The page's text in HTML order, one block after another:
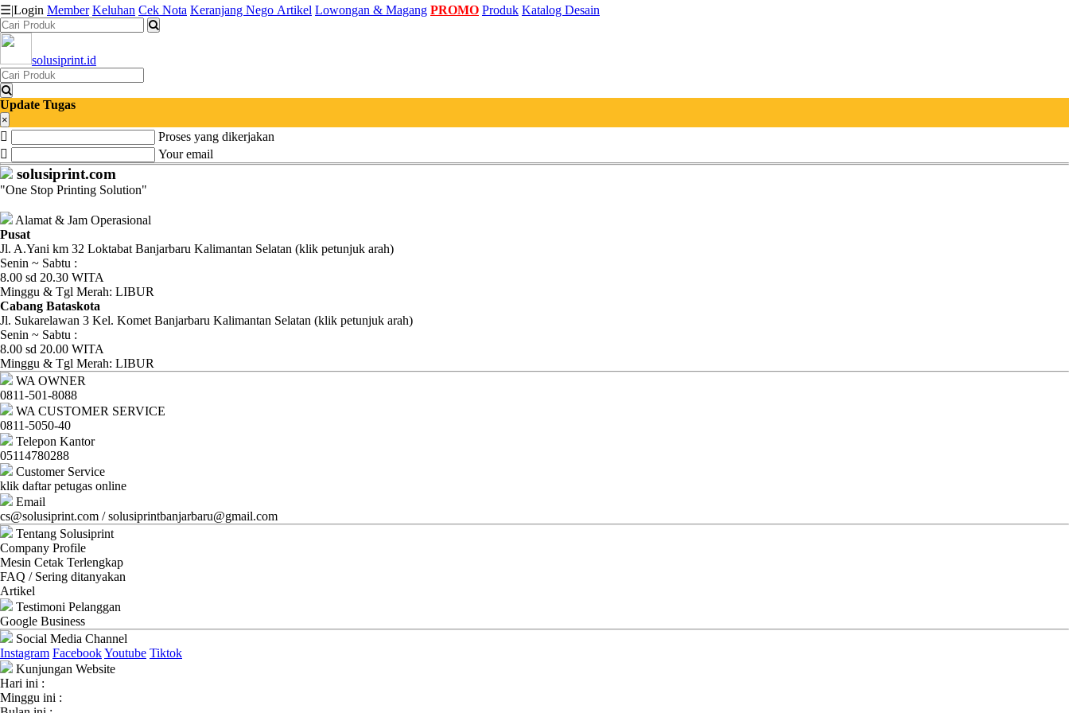
Katalog
Produk
Petugas
Riwayat
Transaksi
Tagihan
Berjalan
Pembayaran
Pendapatan
Fee
Ganti
Password
Logout
☰|Login Member Keluhan Cek Nota Keranjang Nego Artikel Lowongan & Magang PROMO Produk Katalog Desain
solusiprint.id
Update Tugas
×
Proses yang dikerjakan
Your email
solusiprint.com
"One Stop Printing Solution"
Alamat & Jam Operasional
Pusat
Jl. A.Yani km 32 Loktabat Banjarbaru Kalimantan Selatan (klik petunjuk arah)
Senin ~ Sabtu :
8.00 sd 20.30 WITA
Minggu & Tgl Merah: LIBUR
Cabang Bataskota
Jl. Sukarelawan 3 Kel. Komet Banjarbaru Kalimantan Selatan (klik petunjuk arah)
Senin ~ Sabtu :
8.00 sd 20.00 WITA
Minggu & Tgl Merah: LIBUR
WA OWNER
0811-501-8088
WA CUSTOMER SERVICE
0811-5050-40
Telepon Kantor
05114780288
Customer Service
klik daftar petugas online
Email
cs@solusiprint.com / solusiprintbanjarbaru@gmail.com
Tentang Solusiprint
Company Profile
Mesin Cetak Terlengkap
FAQ / Sering ditanyakan
Artikel
Testimoni Pelanggan
Google Business
Social Media Channel
Instagram FacebookYoutube Tiktok
Kunjungan Website
Hari ini :
Minggu ini :